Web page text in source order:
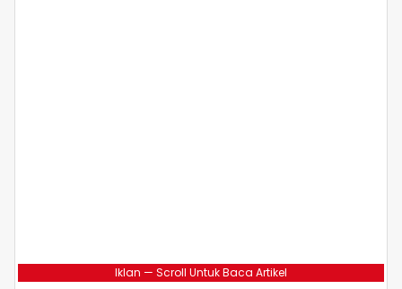
Iklan — Scroll Untuk Baca Artikel